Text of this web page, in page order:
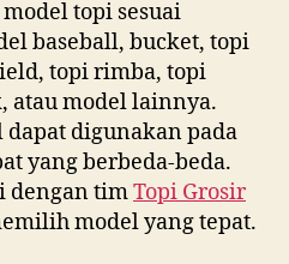
topi sesuai
baseball, bucket, topi
topi rimba, topi
atau model lainnya.
digunakan pada
yang berbeda-beda.
dengan timTopi Grosir
model yang tepat.